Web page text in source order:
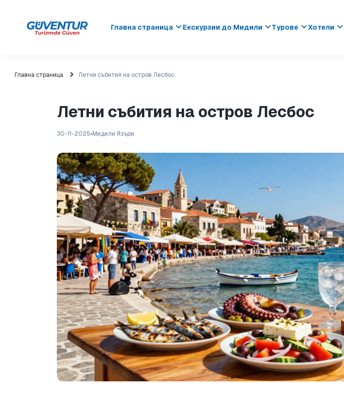
Главна страница Екскурзии до Мидили Турове Хотели
Главна страница Летни събития на остров Лесбос
Летни събития на остров Лесбос
30-11-2025 Мидили Язъри